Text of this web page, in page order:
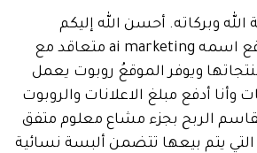
أحسن الله إليكم
سؤالي هو: يوجد موقع اسمه ai marketing متعاقد مع
ويوفر الموقعُ روبوت يعمل
مبلغ الاعلانات والروبوت
بجزء مشاع معلوم متفق
بيعها تتضمن ألبسة نسائية